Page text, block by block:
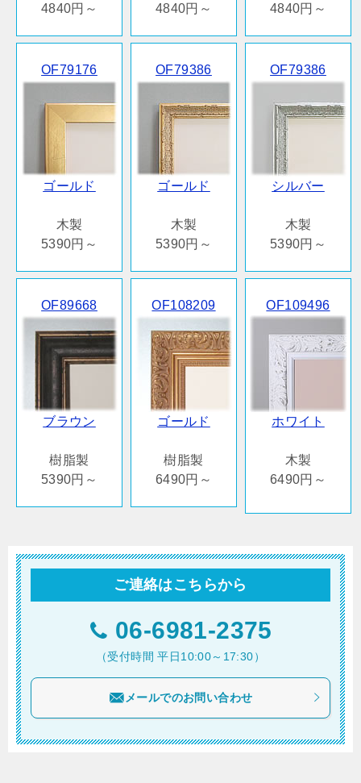
4840円～
4840円～
4840円～
OF79176
ゴールド
木製
5390円～
OF79386
ゴールド
木製
5390円～
OF79386
シルバー
木製
5390円～
OF89668
ブラウン
樹脂製
5390円～
OF108209
ゴールド
樹脂製
6490円～
OF109496
ホワイト
木製
6490円～
ご連絡はこちらから
06-6981-2375
（受付時間 平日10:00～17:30）
メールでのお問い合わせ